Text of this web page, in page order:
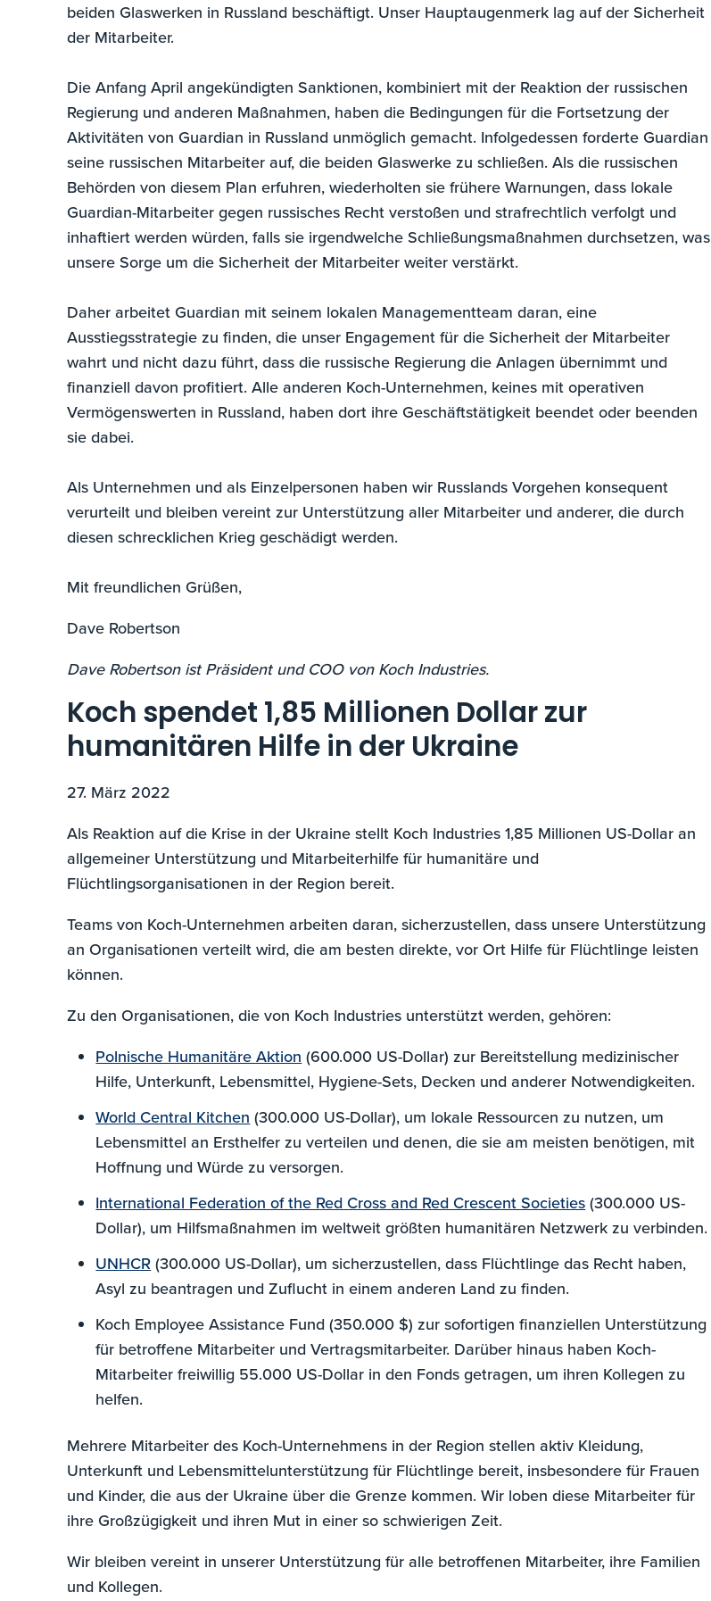
beiden Glaswerken in Russland beschäftigt. Unser Hauptaugenmerk lag auf der Sicherheit
der Mitarbeiter.
Die Anfang April angekündigten Sanktionen, kombiniert mit der Reaktion der russischen
Regierung und anderen Maßnahmen, haben die Bedingungen für die Fortsetzung der
Aktivitäten von Guardian in Russland unmöglich gemacht. Infolgedessen forderte Guardian
seine russischen Mitarbeiter auf, die beiden Glaswerke zu schließen. Als die russischen
Behörden von diesem Plan erfuhren, wiederholten sie frühere Warnungen, dass lokale
Guardian-Mitarbeiter gegen russisches Recht verstoßen und strafrechtlich verfolgt und
inhaftiert werden würden, falls sie irgendwelche Schließungsmaßnahmen durchsetzen, was
unsere Sorge um die Sicherheit der Mitarbeiter weiter verstärkt.
Daher arbeitet Guardian mit seinem lokalen Managementteam daran, eine
Ausstiegsstrategie zu finden, die unser Engagement für die Sicherheit der Mitarbeiter
wahrt und nicht dazu führt, dass die russische Regierung die Anlagen übernimmt und
finanziell davon profitiert. Alle anderen Koch-Unternehmen, keines mit operativen
Vermögenswerten in Russland, haben dort ihre Geschäftstätigkeit beendet oder beenden
sie dabei.
Als Unternehmen und als Einzelpersonen haben wir Russlands Vorgehen konsequent
verurteilt und bleiben vereint zur Unterstützung aller Mitarbeiter und anderer, die durch
diesen schrecklichen Krieg geschädigt werden.
Mit freundlichen Grüßen,
Dave Robertson
Dave Robertson ist Präsident und COO von Koch Industries.
Koch spendet 1,85 Millionen Dollar zur
humanitären Hilfe in der Ukraine
27. März 2022
Als Reaktion auf die Krise in der Ukraine stellt Koch Industries 1,85 Millionen US-Dollar an
allgemeiner Unterstützung und Mitarbeiterhilfe für humanitäre und
Flüchtlingsorganisationen in der Region bereit.
Teams von Koch-Unternehmen arbeiten daran, sicherzustellen, dass unsere Unterstützung
an Organisationen verteilt wird, die am besten direkte, vor Ort Hilfe für Flüchtlinge leisten
können.
Zu den Organisationen, die von Koch Industries unterstützt werden, gehören:
Polnische Humanitäre Aktion (600.000 US-Dollar) zur Bereitstellung medizinischer
Hilfe, Unterkunft, Lebensmittel, Hygiene-Sets, Decken und anderer Notwendigkeiten.
World Central Kitchen (300.000 US-Dollar), um lokale Ressourcen zu nutzen, um
Lebensmittel an Ersthelfer zu verteilen und denen, die sie am meisten benötigen, mit
Hoffnung und Würde zu versorgen.
International Federation of the Red Cross and Red Crescent Societies (300.000 US-
Dollar), um Hilfsmaßnahmen im weltweit größten humanitären Netzwerk zu verbinden.
UNHCR (300.000 US-Dollar), um sicherzustellen, dass Flüchtlinge das Recht haben,
Asyl zu beantragen und Zuflucht in einem anderen Land zu finden.
Koch Employee Assistance Fund (350.000 $) zur sofortigen finanziellen Unterstützung
für betroffene Mitarbeiter und Vertragsmitarbeiter. Darüber hinaus haben Koch-
Mitarbeiter freiwillig 55.000 US-Dollar in den Fonds getragen, um ihren Kollegen zu
helfen.
Mehrere Mitarbeiter des Koch-Unternehmens in der Region stellen aktiv Kleidung,
Unterkunft und Lebensmittelunterstützung für Flüchtlinge bereit, insbesondere für Frauen
und Kinder, die aus der Ukraine über die Grenze kommen. Wir loben diese Mitarbeiter für
ihre Großzügigkeit und ihren Mut in einer so schwierigen Zeit.
Wir bleiben vereint in unserer Unterstützung für alle betroffenen Mitarbeiter, ihre Familien
und Kollegen.